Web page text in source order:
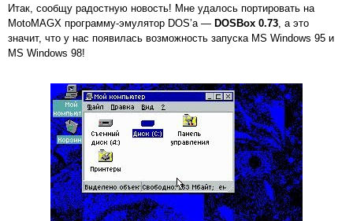
Итак, сообщу радостную новость! Мне удалось портировать на
MotoMAGX программу-эмулятор DOS’a — DOSBox 0.73, а это
значит, что у нас появилась возможность запуска MS Windows 95 и
MS Windows 98!